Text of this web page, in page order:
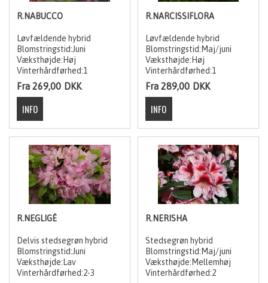
R.NABUCCO
Løvfældende hybrid
Blomstringstid:Juni
Væksthøjde:Høj
Vinterhårdførhed:1
Fra 269,00 DKK
R.NARCISSIFLORA
Løvfældende hybrid
Blomstringstid:Maj/juni
Væksthøjde:Høj
Vinterhårdførhed:1
Fra 289,00 DKK
R.NEGLIGÉ
Delvis stedsegrøn hybrid
Blomstringstid:Juni
Væksthøjde:Lav
Vinterhårdførhed:2-3
R.NERISHA
Stedsegrøn hybrid
Blomstringstid:Maj/juni
Væksthøjde:Mellemhøj
Vinterhårdførhed:2